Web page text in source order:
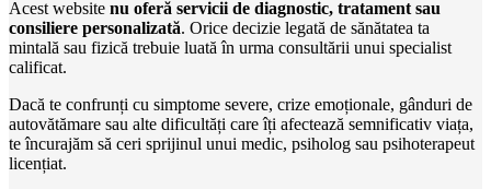
Acest website nu oferă servicii de diagnostic, tratament sau
consiliere personalizată. Orice decizie legată de sănătatea ta
mintală sau fizică trebuie luată în urma consultării unui specialist
calificat.
Dacă te confrunți cu simptome severe, crize emoționale, gânduri de
autovătămare sau alte dificultăți care îți afectează semnificativ viața,
te încurajăm să ceri sprijinul unui medic, psiholog sau psihoterapeut
licențiat.